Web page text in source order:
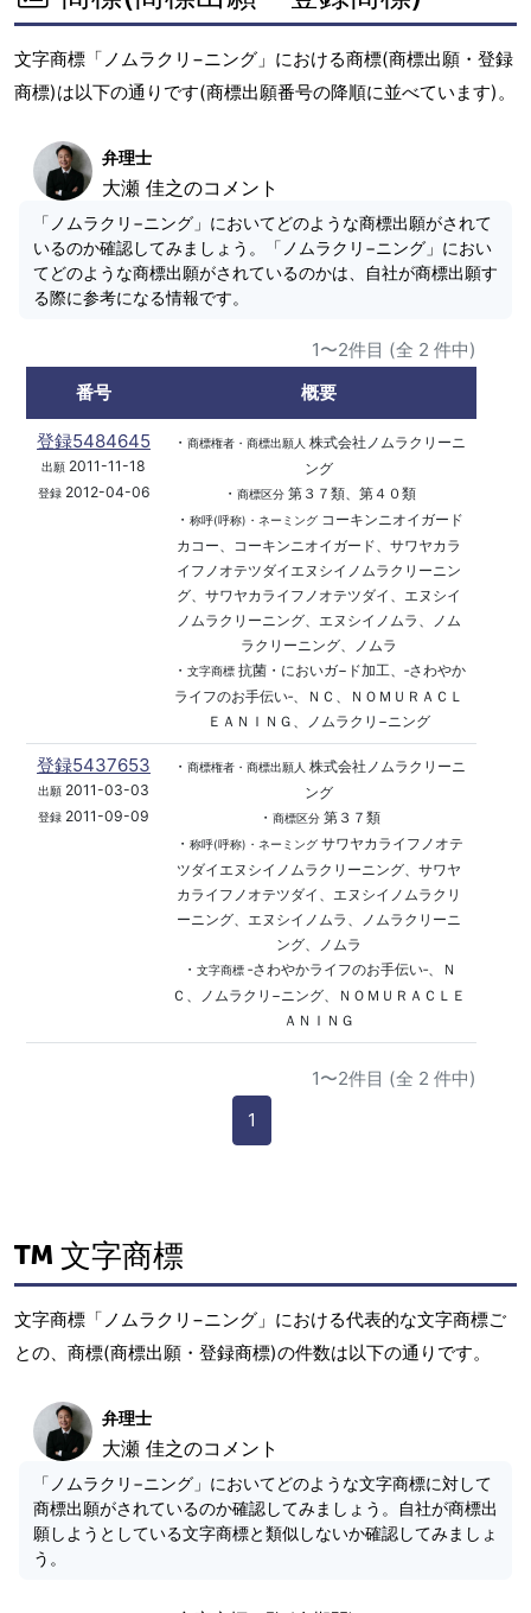
文字商標「ノムラクリ−ニング」における商標(商標出願・登録
商標)は以下の通りです(商標出願番号の降順に並べています)。
弁理士
大瀬 佳之のコメント
「ノムラクリ−ニング」においてどのような商標出願がされて
いるのか確認してみましょう。「ノムラクリ−ニング」におい
てどのような商標出願がされているのかは、自社が商標出願す
る際に参考になる情報です。
1〜2件目 (全 2 件中)
番号
概要
登録5484645
出願 2011-11-18
登録2012-04-06
・ 商標権者・商標出願人 株式会社ノムラクリーニ
ング
・ 商標区分第３７類、第４０類
・ 称呼(呼称)・ネーミングコーキンニオイガード
カコー、コーキンニオイガード、サワヤカラ
イフノオテツダイエヌシイノムラクリーニン
グ、サワヤカライフノオテツダイ、エヌシイ
ノムラクリーニング、エヌシイノムラ、ノム
ラクリーニング、ノムラ
・ 文字商標抗菌・においガ−ド加工、‐さわやか
ライフのお手伝い‐、ＮＣ、ＮＯＭＵＲＡＣＬ
ＥＡＮＩＮＧ、ノムラクリ−ニング
登録5437653
出願 2011-03-03
登録 2011-09-09
・ 商標権者・商標出願人 株式会社ノムラクリーニ
ング
・ 商標区分第３７類
・ 称呼(呼称)・ネーミングサワヤカライフノオテ
ツダイエヌシイノムラクリーニング、サワヤ
カライフノオテツダイ、エヌシイノムラクリ
ーニング、エヌシイノムラ、ノムラクリーニ
ング、ノムラ
・ 文字商標‐さわやかライフのお手伝い‐、Ｎ
Ｃ、ノムラクリ−ニング、ＮＯＭＵＲＡＣＬＥ
ＡＮＩＮＧ
1〜2件目 (全 2 件中)
1
文字商標
文字商標「ノムラクリ−ニング」における代表的な文字商標ご
との、商標(商標出願・登録商標)の件数は以下の通りです。
弁理士
大瀬 佳之のコメント
「ノムラクリ−ニング」においてどのような文字商標に対して
商標出願がされているのか確認してみましょう。自社が商標出
願しようとしている文字商標と類似しないか確認してみましょ
う。